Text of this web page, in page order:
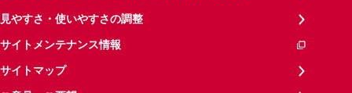
見やすさ・使いやすさの調整
サイトメンテナンス情報
サイトマップ